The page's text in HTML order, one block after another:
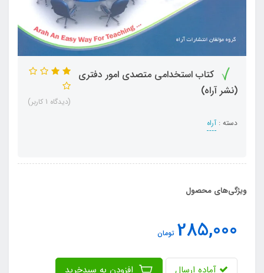
کتاب استخدامی متصدی امور دفتری
(نشر آراه)
دسته : آراه
(دیدگاه 1 کاربر)
ویژگی‌های محصول
285,000 تومان